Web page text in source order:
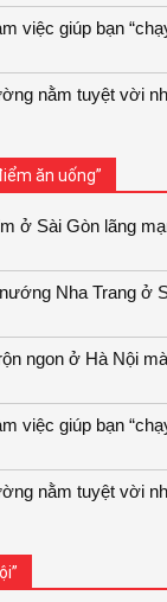
việc giúp bạn
nằm tuyệt vời
ăn uống”
ở Sài Gòn lãng
Nha Trang ở
ngon ở Hà Nội
việc giúp bạn
nằm tuyệt vời